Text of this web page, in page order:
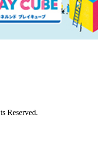
Reserved.